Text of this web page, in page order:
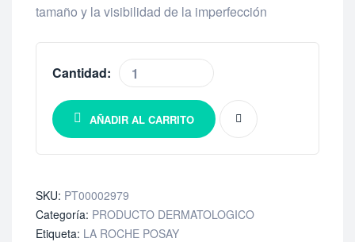
tamaño y la visibilidad de la imperfección
Cantidad:
AÑADIR AL CARRITO
SKU: PT00002979
Categoría: PRODUCTO DERMATOLOGICO
Etiqueta: LA ROCHE POSAY